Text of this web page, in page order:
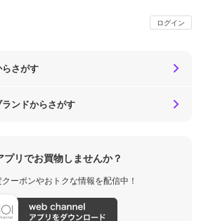
ログイン
さがす
ンドからさがす
プリでお買物しませんか？
ーポンやおトクな情報を配信中！